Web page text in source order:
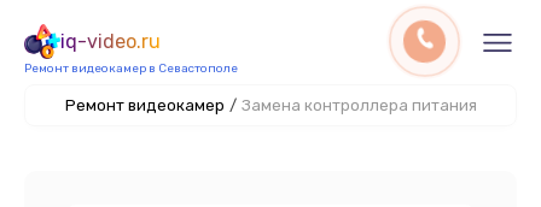
iq-video.ru
Ремонт видеокамер в Севастополе
Ремонт видеокамер / Замена контроллера питания